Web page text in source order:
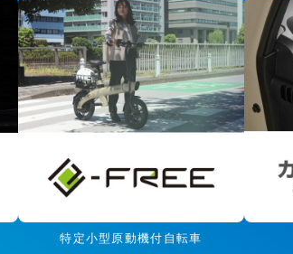
特定小型原動機付自転車